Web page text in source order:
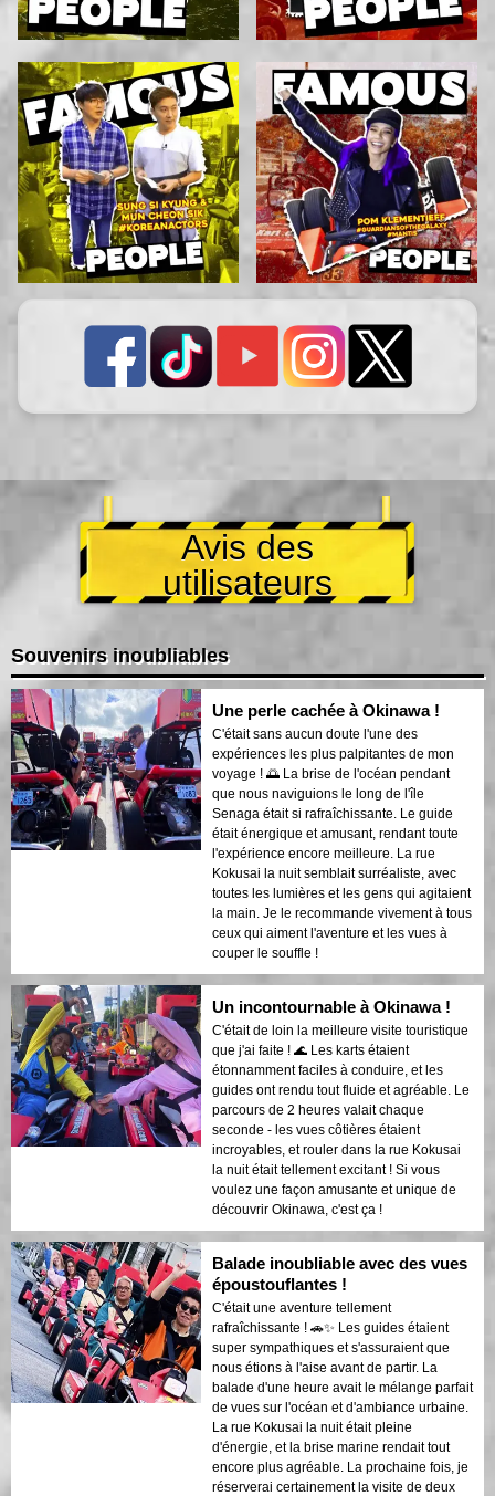
Avis des
utilisateurs
Souvenirs inoubliables
Une perle cachée à Okinawa !
C'était sans aucun doute l'une des
expériences les plus palpitantes de mon
voyage ! 🌅 La brise de l'océan pendant
que nous naviguions le long de l'île
Senaga était si rafraîchissante. Le guide
était énergique et amusant, rendant toute
l'expérience encore meilleure. La rue
Kokusai la nuit semblait surréaliste, avec
toutes les lumières et les gens qui agitaient
la main. Je le recommande vivement à tous
ceux qui aiment l'aventure et les vues à
couper le souffle !
Un incontournable à Okinawa !
C'était de loin la meilleure visite touristique
que j'ai faite ! 🌊 Les karts étaient
étonnamment faciles à conduire, et les
guides ont rendu tout fluide et agréable. Le
parcours de 2 heures valait chaque
seconde - les vues côtières étaient
incroyables, et rouler dans la rue Kokusai
la nuit était tellement excitant ! Si vous
voulez une façon amusante et unique de
découvrir Okinawa, c'est ça !
Balade inoubliable avec des vues
époustouflantes !
C'était une aventure tellement
rafraîchissante ! 🚗✨ Les guides étaient
super sympathiques et s'assuraient que
nous étions à l'aise avant de partir. La
balade d'une heure avait le mélange parfait
de vues sur l'océan et d'ambiance urbaine.
La rue Kokusai la nuit était pleine
d'énergie, et la brise marine rendait tout
encore plus agréable. La prochaine fois, je
réserverai certainement la visite de deux